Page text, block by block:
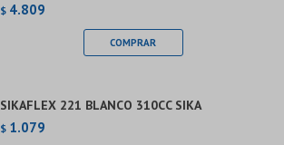
$ 4.809
SIKAFLEX 221 BLANCO 310CC SIKA
$ 1.079